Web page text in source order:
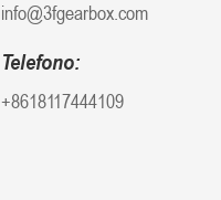
info@3fgearbox.com
Telefono:
+8618117444109